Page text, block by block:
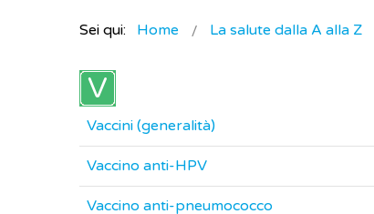
Sei qui: Home La salute dalla A alla Z
Vaccini (generalità)
Vaccino anti-HPV
Vaccino anti-pneumococco